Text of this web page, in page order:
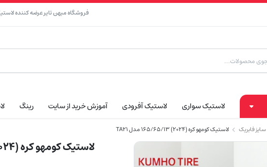
فروشگاه میهن تایر عرضه کننده
لاستیک سواری لاستیک آفرودی آموزش خرید از سایت رینگ
لاستیک کومهو کره (2024) 165/65/13 مدل TA21
لاستیک کومهو کره (2024) 165/65/13 مدل TA21